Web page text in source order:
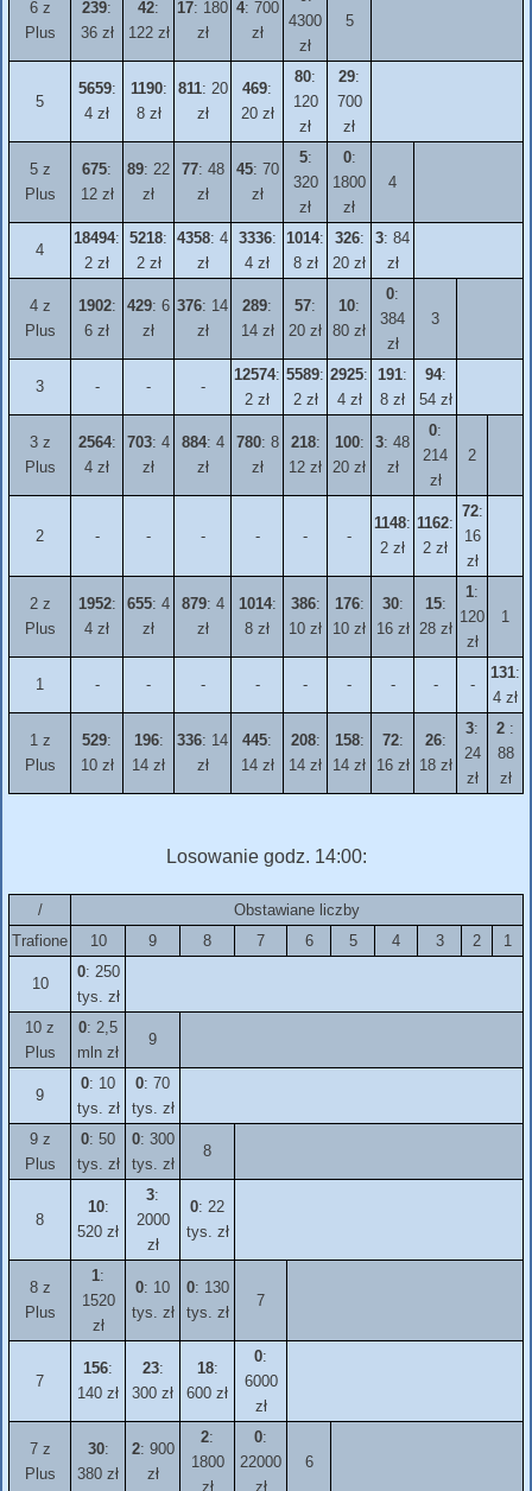
6 z
Plus
239:
36 zł
42:
122 zł
17: 180
zł
4: 700
zł
4300
zł
5
5
5659:
4 zł
1190:
8 zł
811: 20
zł
469:
20 zł
80:
120
zł
29:
700
zł
5 z
Plus
675:
12 zł
89: 22
zł
77: 48
zł
45: 70
zł
5:
320
zł
0:
1800
zł
4
4
18494:
2 zł
5218:
2 zł
4358: 4
zł
3336:
4 zł
1014:
8 zł
326:
20 zł
3: 84
zł
4 z
Plus
1902:
6 zł
429: 6
zł
376: 14
zł
289:
14 zł
57:
20 zł
10:
80 zł
0:
384
zł
3
3 - - -
12574:
2 zł
5589:
2 zł
2925:
4 zł
191:
8 zł
94:
54 zł
3 z
Plus
2564:
4 zł
703: 4
zł
884: 4
zł
780: 8
zł
218:
12 zł
100:
20 zł
3: 48
zł
0:
214
zł
2
2 - - - - - -
1148:
2 zł
1162:
2 zł
72:
16
zł
2 z
Plus
1952:
4 zł
655: 4
zł
879: 4
zł
1014:
8 zł
386:
10 zł
176:
10 zł
30:
16 zł
15:
28 zł
1:
120
zł
1
1 - - - - - - - - -
131:
4 zł
1 z
Plus
529:
10 zł
196:
14 zł
336: 14
zł
445:
14 zł
208:
14 zł
158:
14 zł
72:
16 zł
26:
18 zł
3:
24
zł
2 :
88
zł
Losowanie godz. 14:00:
/
Obstawiane liczby
Trafione
10 9 8 7 6 5 4 3 2 1
10
0: 250
tys. zł
10 z
Plus
0: 2,5
mln zł
9
9
0: 10
tys. zł
0: 70
tys. zł
9 z
Plus
0: 50
tys. zł
0: 300
tys. zł
8
8
10:
520 zł
3:
2000
zł
0: 22
tys. zł
8 z
Plus
1:
1520
zł
0: 10
tys. zł
0: 130
tys. zł
7
7
156:
140 zł
23:
300 zł
18:
600 zł
0:
6000
zł
7 z
Plus
30:
380 zł
2: 900
zł
2:
1800
zł
0:
22000
zł
6